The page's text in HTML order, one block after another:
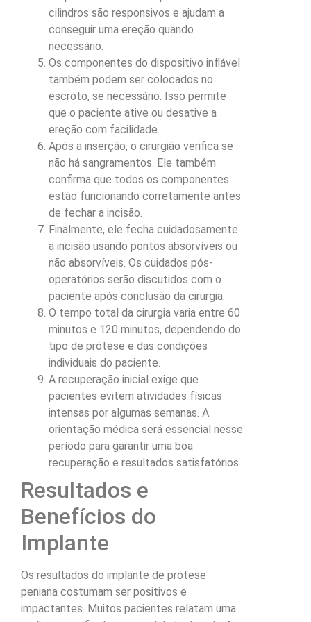
cilindros são responsivos e ajudam a
conseguir uma ereção quando
necessário.
Os componentes do dispositivo inflável
também podem ser colocados no
escroto, se necessário. Isso permite
que o paciente ative ou desative a
ereção com facilidade.
Após a inserção, o cirurgião verifica se
não há sangramentos. Ele também
confirma que todos os componentes
estão funcionando corretamente antes
de fechar a incisão.
Finalmente, ele fecha cuidadosamente
a incisão usando pontos absorvíveis ou
não absorvíveis. Os cuidados pós-
operatórios serão discutidos com o
paciente após conclusão da cirurgia.
O tempo total da cirurgia varia entre 60
minutos e 120 minutos, dependendo do
tipo de prótese e das condições
individuais do paciente.
A recuperação inicial exige que
pacientes evitem atividades físicas
intensas por algumas semanas. A
orientação médica será essencial nesse
período para garantir uma boa
recuperação e resultados satisfatórios.
Resultados e
Benefícios do
Implante
Os resultados do implante de prótese
peniana costumam ser positivos e
impactantes. Muitos pacientes relatam uma